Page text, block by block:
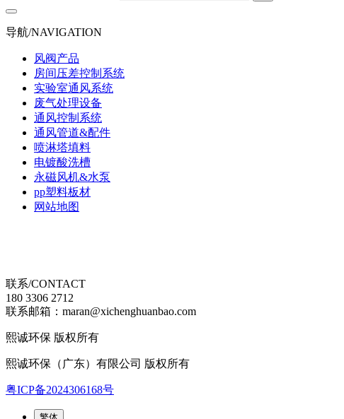
导航/NAVIGATION
风阀产品
房间压差控制系统
实验室通风系统
废气处理设备
通风控制系统
通风管道&配件
喷淋塔填料
电镀酸洗槽
永磁风机&水泵
pp塑料板材
网站地图
联系/CONTACT
180 3306 2712
联系邮箱：maran@xichenghuanbao.com
熙诚环保 版权所有
熙诚环保（广东）有限公司 版权所有
粤ICP备2024306168号